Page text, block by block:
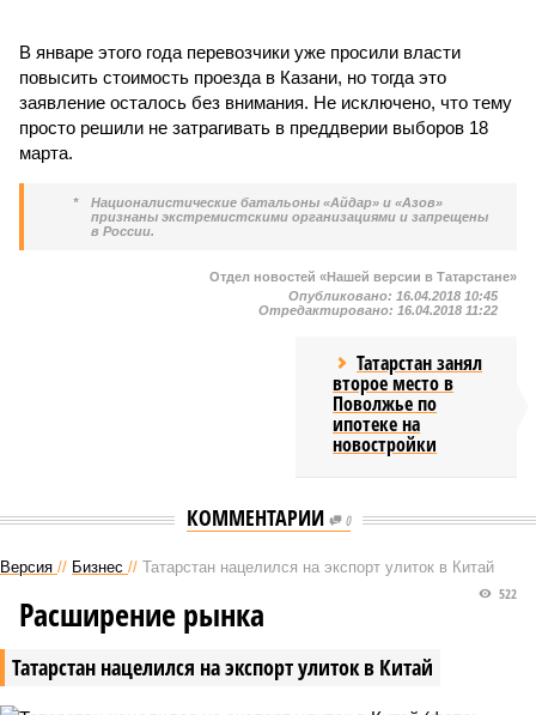
В январе этого года перевозчики уже просили власти
повысить стоимость проезда в Казани, но тогда это
заявление осталось без внимания. Не исключено, что тему
просто решили не затрагивать в преддверии выборов 18
марта.
*
Националистические батальоны «Айдар» и «Азов»
признаны экстремистскими организациями и запрещены
в России.
Отдел новостей «Нашей версии в Татарстане»
Опубликовано: 16.04.2018 10:45
Отредактировано: 16.04.2018 11:22
Татарстан занял
второе место в
Поволжье по
ипотеке на
новостройки
КОММЕНТАРИИ 0
Версия // Бизнес // Татарстан нацелился на экспорт улиток в Китай
Татарстан нацелился на экспорт улиток в Китай
522
Расширение рынка